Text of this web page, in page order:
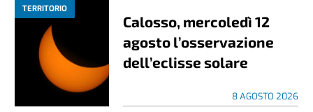
TERRITORIO
Calosso, mercoledì 12
agosto l’osservazione
dell’eclisse solare
8 AGOSTO 2026